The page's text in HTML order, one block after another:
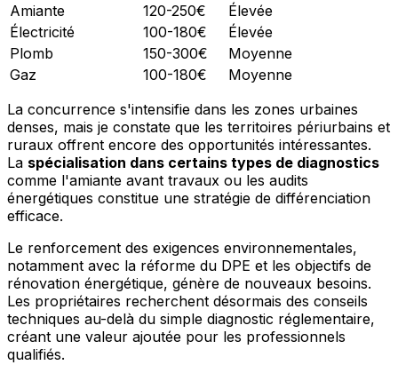
Amiante
120-250€
Élevée
Électricité
100-180€
Élevée
Plomb
150-300€
Moyenne
Gaz
100-180€
Moyenne
La concurrence s'intensifie dans les zones urbaines
denses, mais je constate que les territoires périurbains et
ruraux offrent encore des opportunités intéressantes.
La spécialisation dans certains types de diagnostics
comme l'amiante avant travaux ou les audits
énergétiques constitue une stratégie de différenciation
efficace.
Le renforcement des exigences environnementales,
notamment avec la réforme du DPE et les objectifs de
rénovation énergétique, génère de nouveaux besoins.
Les propriétaires recherchent désormais des conseils
techniques au-delà du simple diagnostic réglementaire,
créant une valeur ajoutée pour les professionnels
qualifiés.